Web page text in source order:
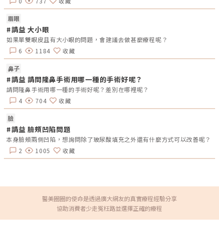
還能改善贅皮和脂肪，有助於重新雕塑眼部輪廓。各項提眼瞼肌手術&費用
比一比 手術名稱 逢式提眼肌 內開式提眼肌 外開式提眼肌 適合族群 輕度提
眼肌無力 縫雙眼皮需求者 輕、中度提眼肌無力 無雙眼皮手術需求者 中、重
度提眼肌無力 割雙眼皮需求 或修皮除脂 優點 手術時間 恢復期短 幾乎無疤
恢復期短 調整眼型 重修雙眼皮 缺點 脂肪過厚或贅皮太多 將無法執行 脂肪
過厚或贅皮太多將無法執行 需拆線 恢復期長 恢復期 一週內 一週內 7至14
天 手術時間 0.5至1.5小時 15至2小時 1.5至2小時 費用 5至6萬 5至6萬 6
至8萬 提眼瞼肌手術真實案例分享以下真實呈現提眼瞼肌手術案例，提供讀
者參考。如果你也想分享你的美麗故事或對各項療程有其他疑慮，歡迎隨時
來醫美圈圈與我們一同探討。提眼瞼肌案例一：網友-金金大學時期開始接
觸外拍工作，也開始學會化妝，但是因為單眼皮+大小眼，每次都要畫粗粗
～的一大條眼線，再貼上雙眼皮貼，才可以把眼睛撐起來，可是大小眼還是
沒辦法改善，也還是很無神…《點我看更多》提眼瞼肌案例二：網友-
Claire Young從之前都會被誤以為看起來很想睡覺(其實沒有好嗎??)因為眼
皮有點多層，可能是以前很常貼雙眼皮貼導致眼皮鬆弛，後來也只能靠化妝
讓眼睛有神一些也很羨慕那種天生雙眼皮、大眼的女生…《點我看更多》提
涉及到眼皮周圍的皮膚和肌肉。只要術後妥善照護好傷口，大多不會引起感
染或其他較嚴重的問題。大多數的問題都與眼部外觀有關，比如會出現提眼
效果不夠顯著，眼珠仍被遮蔽太多，或者兩眼的眼皮高度不一，造成明顯大
小眼現象。值得慶幸的是，這些問題通常並不難解決。只要在術後的3至6個
月內進行調整，即可獲得解決。如果術後發現瞼肌力量明顯不足，建議需要
考慮選用其他療程方式。
眉眼
#請益 大小眼
如果單雙眼皮且有大小眼的問題，會建議去做甚麼療程呢？
6
1184 收藏
鼻子
#請益 請問隆鼻手術用哪一種的手術好呢？
請問隆鼻手術用哪一種的手術好呢？差別在哪裡呢？
4
704 收藏
臉
#請益 臉頰凹陷問題
本身臉頰兩側凹陷，想詢問除了玻尿酸填充之外還有什麼方式可以改善呢？
2
1005 收藏
醫美圈圈的使命是透過廣大網友的真實療程經驗分享
協助消費者少走冤枉路並選擇正確的療程